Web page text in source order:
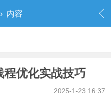
› 内容
程优化实战技巧
2025-1-23 16:37